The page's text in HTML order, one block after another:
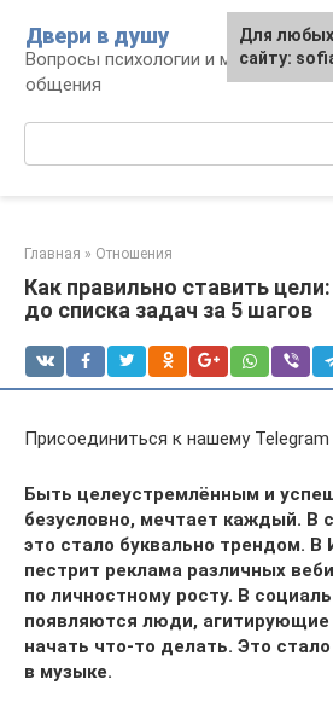
контенту
Двери в душу
Вопросы психологии и
общения
Главная » Отношения
Как правильно ставить
до списка задач за 5 шагов
Присоединиться к нашему Telegram
Быть целеустремлённым и
безусловно, мечтает каждый. В
это стало буквально трендом. В
пестрит реклама различных
по личностному росту. В
появляются люди, агитирующие
начать что-то делать. Это
в музыке.
Для
сайту: